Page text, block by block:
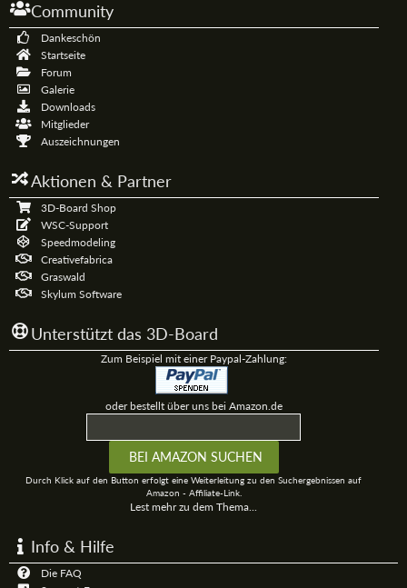
Community
Dankeschön
Startseite
Forum
Galerie
Downloads
Mitglieder
Auszeichnungen
Aktionen & Partner
3D-Board Shop
WSC-Support
Speedmodeling
Creativefabrica
Graswald
Skylum Software
Unterstützt das 3D-Board
Zum Beispiel mit einer Paypal-Zahlung:
oder bestellt über uns bei Amazon.de
Durch Klick auf den Button erfolgt eine Weiterleitung zu den Suchergebnissen auf
Amazon - Affiliate-Link.
Lest mehr zu dem Thema...
Info & Hilfe
Die FAQ